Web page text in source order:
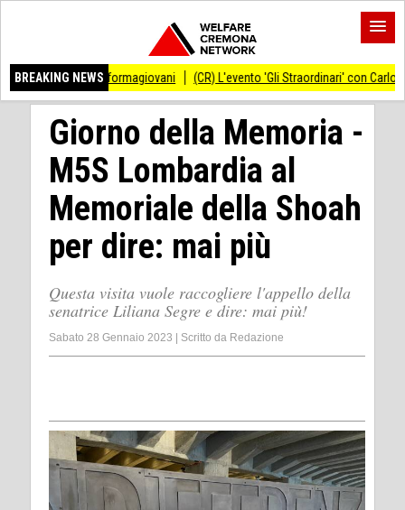
BREAKING NEWS
Informagiovani (CR) L'evento 'Gli Straordinari' con Carlo Cracco
Giorno della Memoria -
M5S Lombardia al
Memoriale della Shoah
per dire: mai più
Questa visita vuole raccogliere l'appello della
senatrice Liliana Segre e dire: mai più!
Sabato 28 Gennaio 2023 Scritto da Redazione